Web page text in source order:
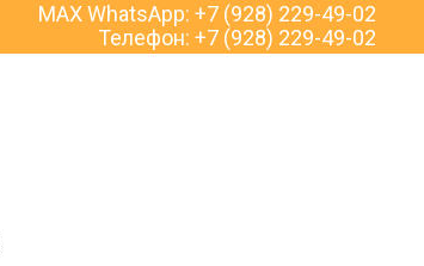
MAX WhatsApp: +7 (928) 229-49-02
Телефон: +7 (928) 229-49-02